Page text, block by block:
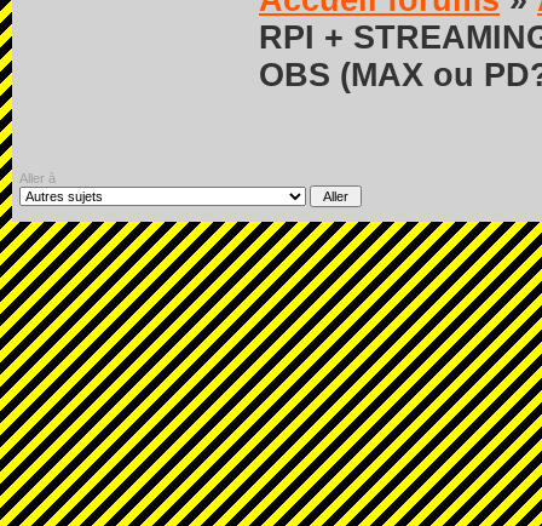
RPI +
OBS (MAX ou
Aller à